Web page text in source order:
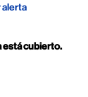
está cubierto.